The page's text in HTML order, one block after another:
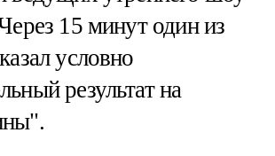
15 минут один из
условно
результат на